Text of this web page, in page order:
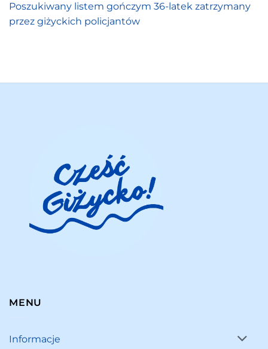
Poszukiwany listem gończym 36-latek zatrzymany
przez giżyckich policjantów
MENU
Informacje